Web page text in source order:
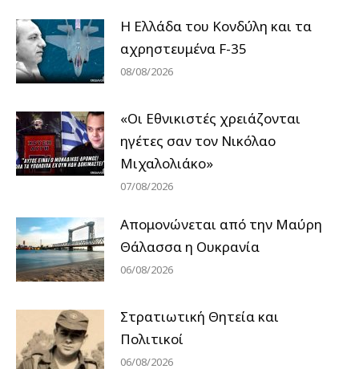
Η Ελλάδα του Κονδύλη και τα
αχρηστευμένα F-35
08/08/2026
«Οι Εθνικιστές χρειάζονται
ηγέτες σαν τον Νικόλαο
Μιχαλολιάκο»
07/08/2026
Απομονώνεται από την Μαύρη
Θάλασσα η Ουκρανία
06/08/2026
Στρατιωτική Θητεία και
Πολιτικοί
06/08/2026